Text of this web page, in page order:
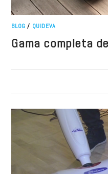
BLOG / QUIDEVA
Gama completa